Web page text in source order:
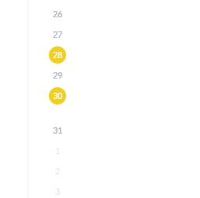
26
27
28
29
30
31
1
2
3